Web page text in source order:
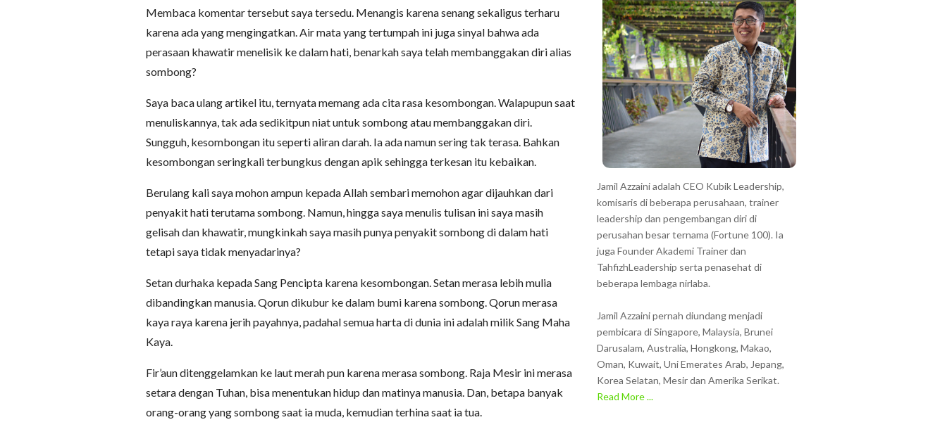
Membaca komentar tersebut saya tersedu. Menangis karena senang sekaligus terharu
karena ada yang mengingatkan. Air mata yang tertumpah ini juga sinyal bahwa ada
perasaan khawatir menelisik ke dalam hati, benarkah saya telah membanggakan diri alias
sombong?
Saya baca ulang artikel itu, ternyata memang ada cita rasa kesombongan. Walapupun saat
menuliskannya, tak ada sedikitpun niat untuk sombong atau membanggakan diri.
Sungguh, kesombongan itu seperti aliran darah. Ia ada namun sering tak terasa. Bahkan
kesombongan seringkali terbungkus dengan apik sehingga terkesan itu kebaikan.
Berulang kali saya mohon ampun kepada Allah sembari memohon agar dijauhkan dari
penyakit hati terutama sombong. Namun, hingga saya menulis tulisan ini saya masih
gelisah dan khawatir, mungkinkah saya masih punya penyakit sombong di dalam hati
tetapi saya tidak menyadarinya?
Setan durhaka kepada Sang Pencipta karena kesombongan. Setan merasa lebih mulia
dibandingkan manusia. Qorun dikubur ke dalam bumi karena sombong. Qorun merasa
kaya raya karena jerih payahnya, padahal semua harta di dunia ini adalah milik Sang Maha
Kaya.
Fir’aun ditenggelamkan ke laut merah pun karena merasa sombong. Raja Mesir ini merasa
setara dengan Tuhan, bisa menentukan hidup dan matinya manusia. Dan, betapa banyak
orang-orang yang sombong saat ia muda, kemudian terhina saat ia tua.
Jamil Azzaini adalah CEO Kubik Leadership,
komisaris di beberapa perusahaan, trainer
leadership dan pengembangan diri di
perusahan besar ternama (Fortune 100). Ia
juga Founder Akademi Trainer dan
TahfizhLeadership serta penasehat di
beberapa lembaga nirlaba.
Jamil Azzaini pernah diundang menjadi
pembicara di Singapore, Malaysia, Brunei
Darusalam, Australia, Hongkong, Makao,
Oman, Kuwait, Uni Emerates Arab, Jepang,
Korea Selatan, Mesir dan Amerika Serikat.
Read More ...